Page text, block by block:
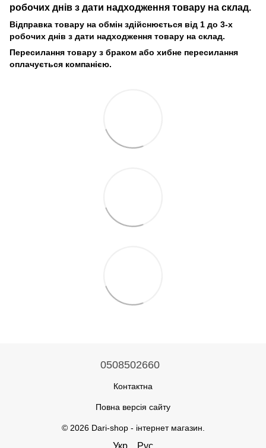
робочих днів з дати надходження товару на склад.
Відправка товару на обмін здійснюється від 1 до 3-х
робочих днів з дати надходження товару на склад.
Пересилання товару з браком або хибне пересилання
оплачується компанією.
0508502660
Контактна
Повна версія сайту
© 2026 Dari-shop - інтернет магазин.
Укр Рус